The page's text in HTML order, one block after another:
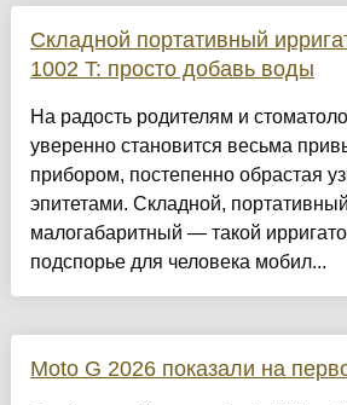
Складной портативный
1002 T: просто добавь воды
На радость родителям и
уверенно становится весьма
прибором, постепенно обрастая
эпитетами. Складной,
малогабаритный — такой
подспорье для человека мобил...
Moto G 2026 показали на